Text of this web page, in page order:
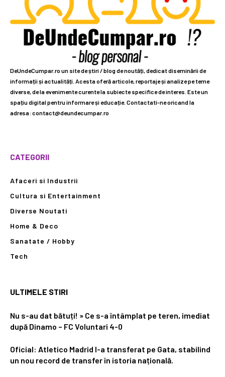
DeUndeCumpar.ro un site de știri / blog de noutăți, dedicat diseminării de
informații și actualități. Acesta oferă articole, reportaje și analize pe teme
diverse, de la evenimente curente la subiecte specifice de interes. Este un
spațiu digital pentru informare și educație. Contactati-ne oricand la
adresa: contact@deundecumpar.ro
CATEGORII
Afaceri si Industrii
Cultura si Entertainment
Diverse Noutati
Home & Deco
Sanatate / Hobby
Tech
ULTIMELE STIRI
Nu s-au dat bătuți! » Ce s-a întâmplat pe teren, imediat
după Dinamo – FC Voluntari 4-0
Oficial: Atletico Madrid l-a transferat pe Gata, stabilind
un nou record de transfer în istoria națională.